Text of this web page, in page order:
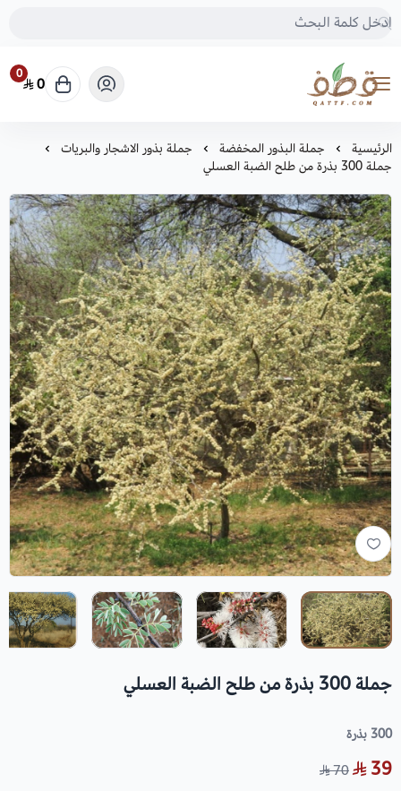
متجر قطف للبذور
0
0
الرئيسية جملة البذور المخفضة
جملة بذور الاشجار والبريات
جملة 300 بذرة من طلح الضبة العسلي
جملة 300 بذرة من طلح الضبة العسلي
300 بذرة
39
70